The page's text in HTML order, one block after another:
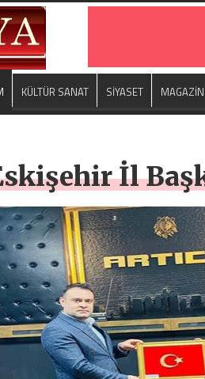
KÜLTÜR SANAT SİYASET MAGAZİN
İl